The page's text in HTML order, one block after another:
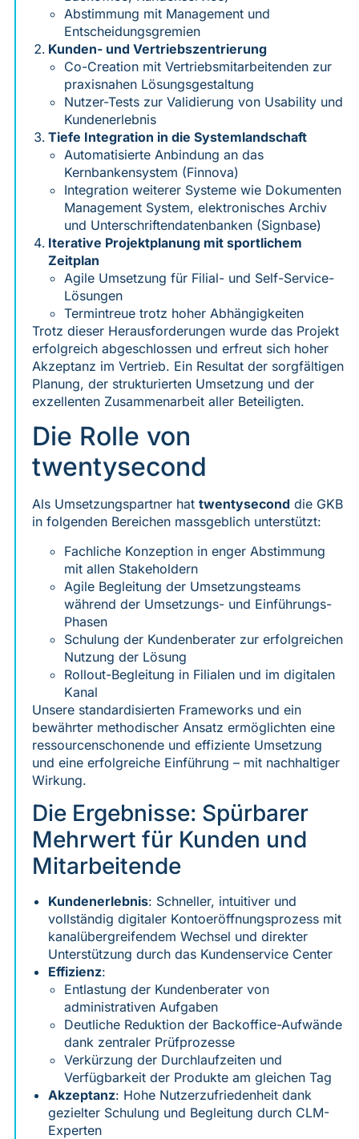
Abstimmung mit Management und
Entscheidungsgremien
Kunden- und Vertriebszentrierung
Co-Creation mit Vertriebsmitarbeitenden zur
praxisnahen Lösungsgestaltung
Nutzer-Tests zur Validierung von Usability und
Kundenerlebnis
Tiefe Integration in die Systemlandschaft
Automatisierte Anbindung an das
Kernbankensystem (Finnova)
Integration weiterer Systeme wie Dokumenten
Management System, elektronisches Archiv
und Unterschriftendatenbanken (Signbase)
Iterative Projektplanung mit sportlichem
Zeitplan
Agile Umsetzung für Filial- und Self-Service-
Lösungen
Termintreue trotz hoher Abhängigkeiten
Trotz dieser Herausforderungen wurde das Projekt
erfolgreich abgeschlossen und erfreut sich hoher
Akzeptanz im Vertrieb. Ein Resultat der sorgfältigen
Planung, der strukturierten Umsetzung und der
exzellenten Zusammenarbeit aller Beteiligten.
Die Rolle von
twentysecond
Als Umsetzungspartner hat twentysecond die GKB
in folgenden Bereichen massgeblich unterstützt:
Fachliche Konzeption in enger Abstimmung
mit allen Stakeholdern
Agile Begleitung der Umsetzungsteams
während der Umsetzungs- und Einführungs-
Phasen
Schulung der Kundenberater zur erfolgreichen
Nutzung der Lösung
Rollout-Begleitung in Filialen und im digitalen
Kanal
Unsere standardisierten Frameworks und ein
bewährter methodischer Ansatz ermöglichten eine
ressourcenschonende und effiziente Umsetzung
und eine erfolgreiche Einführung – mit nachhaltiger
Wirkung.
Die Ergebnisse: Spürbarer
Mehrwert für Kunden und
Mitarbeitende
Kundenerlebnis: Schneller, intuitiver und
vollständig digitaler Kontoeröffnungsprozess mit
kanalübergreifendem Wechsel und direkter
Unterstützung durch das Kundenservice Center
Effizienz:
Entlastung der Kundenberater von
administrativen Aufgaben
Deutliche Reduktion der Backoffice-Aufwände
dank zentraler Prüfprozesse
Verkürzung der Durchlaufzeiten und
Verfügbarkeit der Produkte am gleichen Tag
Akzeptanz: Hohe Nutzerzufriedenheit dank
gezielter Schulung und Begleitung durch CLM-
Experten